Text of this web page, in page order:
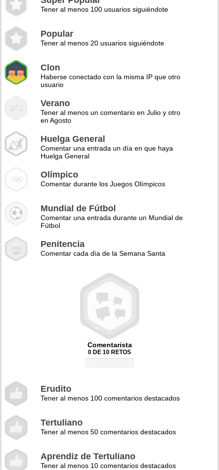
Tener al menos 100 usuarios siguiéndote
Popular
Tener al menos 20 usuarios siguiéndote
Clon
Haberse conectado con la misma IP que otro
usuario
Verano
Tener al menos un comentario en Julio y otro
en Agosto
Huelga General
Comentar una entrada un día en que haya
Huelga General
Olímpico
Comentar durante los Juegos Olímpicos
Mundial de Fútbol
Comentar una entrada durante un Mundial de
Fútbol
Penitencia
Comentar cada día de la Semana Santa
Comentarista
0 DE 10 RETOS
Erudito
Tener al menos 100 comentarios destacados
Tertuliano
Tener al menos 50 comentarios destacados
Aprendiz de Tertuliano
Tener al menos 10 comentarios destacados